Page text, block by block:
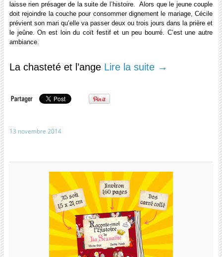
laisse rien présager de la suite de l’histoire.Alors que le jeune couple
doit rejoindre la couche pour consommer dignement le mariage, Cécile
prévient son mari qu’elle va passer deux ou trois jours dans la prière et
le jeûne. On est loin du coït festif et un peu bourré. C’est une autre
ambiance.
La chasteté et l’ange Lire la suite →
13 novembre 2014